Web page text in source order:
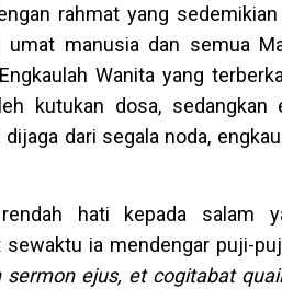
rahmat yang
umat manusia dan semua
Wanita yang
kutukan dosa, sedangkan
dari segala noda,
hati kepada salam
sewaktu ia mendengar puji-
ejus, et cogitabat